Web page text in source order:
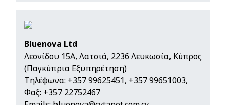
Bluenova Ltd
Λεονίδου 15Α, Λατσιά, 2236 Λευκωσία, Κύπρος
(Παγκύπρια Εξυπηρέτηση)
Τηλέφωνα: +357 99625451, +357 99651003,
Φαξ: +357 22752467